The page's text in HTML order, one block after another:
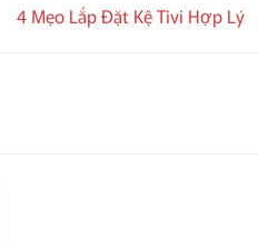
4 Mẹo Lắp Đặt Kệ Tivi Hợp Lý